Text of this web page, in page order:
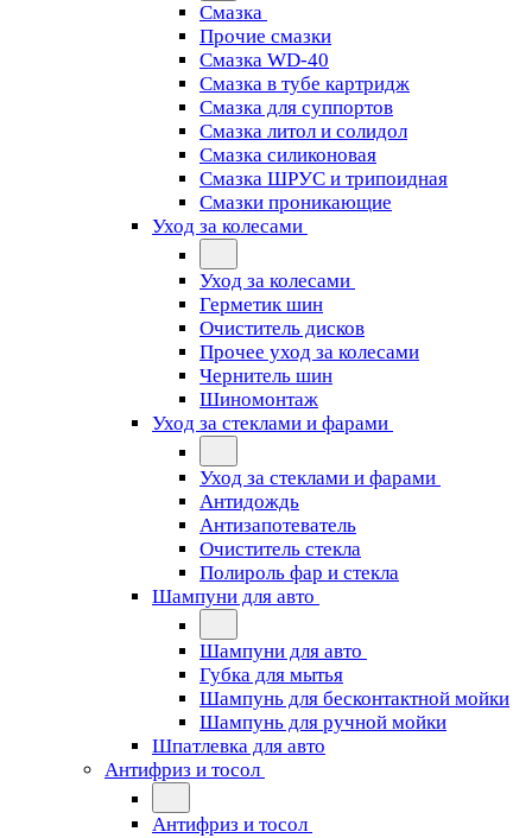
Смазка
Прочие смазки
Смазка WD-40
Смазка в тубе картридж
Смазка для суппортов
Смазка литол и солидол
Смазка силиконовая
Смазка ШРУС и трипоидная
Смазки проникающие
Уход за колесами
Уход за колесами
Герметик шин
Очиститель дисков
Прочее уход за колесами
Чернитель шин
Шиномонтаж
Уход за стеклами и фарами
Уход за стеклами и фарами
Антидождь
Антизапотеватель
Очиститель стекла
Полироль фар и стекла
Шампуни для авто
Шампуни для авто
Губка для мытья
Шампунь для бесконтактной мойки
Шампунь для ручной мойки
Шпатлевка для авто
Антифриз и тосол
Антифриз и тосол